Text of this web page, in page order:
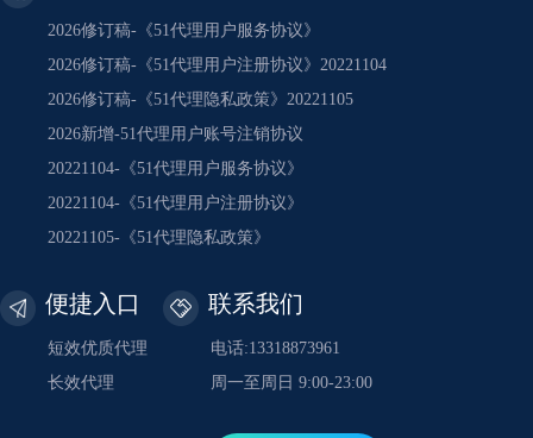
2026修订稿-《51代理用户服务协议》
2026修订稿-《51代理用户注册协议》20221104
2026修订稿-《51代理隐私政策》20221105
2026新增-51代理用户账号注销协议
20221104-《51代理用户服务协议》
20221104-《51代理用户注册协议》
20221105-《51代理隐私政策》
便捷入口
短效优质代理
长效代理
联系我们
电话:13318873961
周一至周日 9:00-23:00